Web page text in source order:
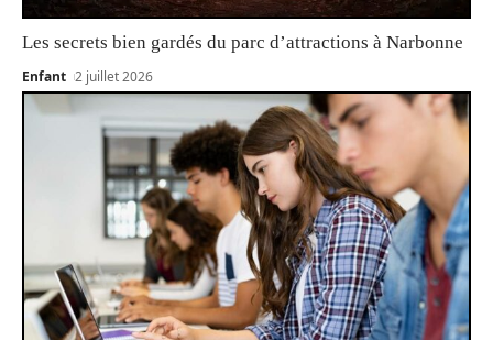
Les secrets bien gardés du parc d’attractions à Narbonne
Enfant 2 juillet 2026